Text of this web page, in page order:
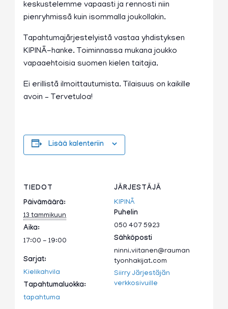
keskustelemme vapaasti ja rennosti niin
pienryhmissä kuin isommalla joukollakin.
Tapahtumajärjestelyistä vastaa yhdistyksen
KIPINÄ-hanke. Toiminnassa mukana joukko
vapaaehtoisia suomen kielen taitajia.
Ei erillistä ilmoittautumista. Tilaisuus on kaikille
avoin – Tervetuloa!
Lisää kalenteriin
TIEDOT
Päivämäärä:
13 tammikuun
Aika:
17:00 - 19:00
Sarjat:
Kielikahvila
Tapahtumaluokka:
tapahtuma
JÄRJESTÄJÄ
KIPINÄ
Puhelin
050 407 5923
Sähköposti
ninni.viitanen@rauman
tyonhakijat.com
Siirry Järjestäjän
verkkosivuille